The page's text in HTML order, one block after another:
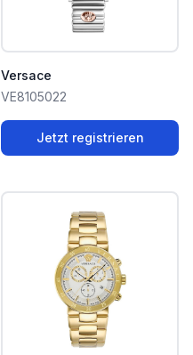
Versace
VE8105022
Jetzt registrieren